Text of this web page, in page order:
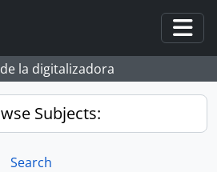
la digitalizadora
Subjects:
Search